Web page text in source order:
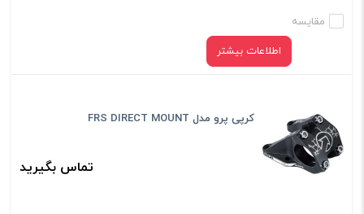
مقایسه
اطلاعات بیشتر
کرپی پرو مدل FRS DIRECT MOUNT
تماس بگیرید